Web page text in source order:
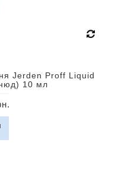
Jerden Proff Liquid
10 мл